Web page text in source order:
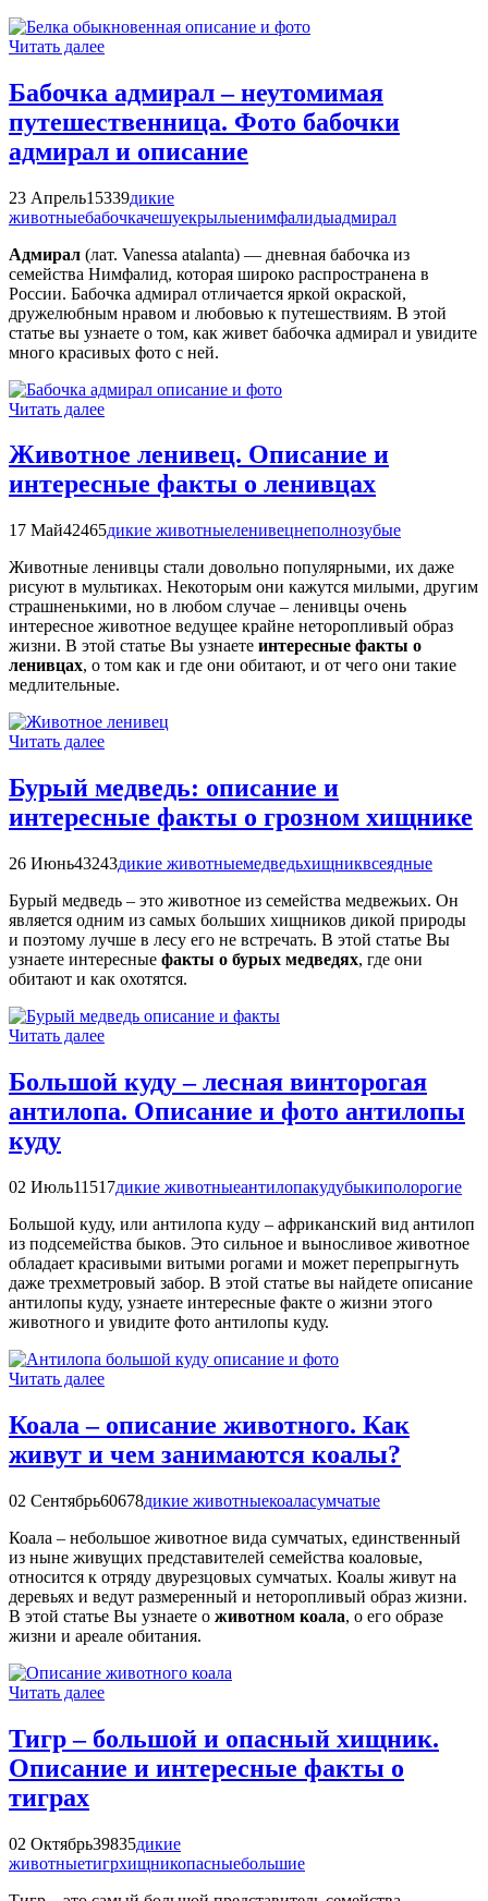
Читать далее
Бабочка адмирал – неутомимая
путешественница. Фото бабочки
адмирал и описание
23 Апрель15339дикие
животныебабочкачешуекрылыенимфалидыадмирал
Адмирал (лат. Vanessa atalanta) — дневная бабочка из
семейства Нимфалид, которая широко распространена в
России. Бабочка адмирал отличается яркой окраской,
дружелюбным нравом и любовью к путешествиям. В этой
статье вы узнаете о том, как живет бабочка адмирал и увидите
много красивых фото с ней.
Читать далее
Животное ленивец. Описание и
интересные факты о ленивцах
17 Май42465дикие животныеленивецнеполнозубые
Животные ленивцы стали довольно популярными, их даже
рисуют в мультиках. Некоторым они кажутся милыми, другим
страшненькими, но в любом случае – ленивцы очень
интересное животное ведущее крайне неторопливый образ
жизни. В этой статье Вы узнаете интересные факты о
ленивцах, о том как и где они обитают, и от чего они такие
медлительные.
Читать далее
Бурый медведь: описание и
интересные факты о грозном хищнике
26 Июнь43243дикие животныемедведьхищниквсеядные
Бурый медведь – это животное из семейства медвежьих. Он
является одним из самых больших хищников дикой природы
и поэтому лучше в лесу его не встречать. В этой статье Вы
узнаете интересные факты о бурых медведях, где они
обитают и как охотятся.
Читать далее
Большой куду – лесная винторогая
антилопа. Описание и фото антилопы
куду
02 Июль11517дикие животныеантилопакудубыкиполорогие
Большой куду, или антилопа куду – африканский вид антилоп
из подсемейства быков. Это сильное и выносливое животное
обладает красивыми витыми рогами и может перепрыгнуть
даже трехметровый забор. В этой статье вы найдете описание
антилопы куду, узнаете интересные факте о жизни этого
животного и увидите фото антилопы куду.
Читать далее
Коала – описание животного. Как
живут и чем занимаются коалы?
02 Сентябрь60678дикие животныекоаласумчатые
Коала – небольшое животное вида сумчатых, единственный
из ныне живущих представителей семейства коаловые,
относится к отряду двурезцовых сумчатых. Коалы живут на
деревьях и ведут размеренный и неторопливый образ жизни.
В этой статье Вы узнаете о животном коала, о его образе
жизни и ареале обитания.
Читать далее
Тигр – большой и опасный хищник.
Описание и интересные факты о
тиграх
02 Октябрь39835дикие
животныетигрхищникопасныебольшие